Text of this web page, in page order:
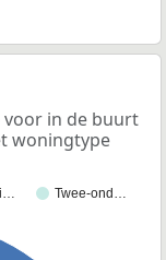
voor in de buurt
woningtype
Twee-ond…